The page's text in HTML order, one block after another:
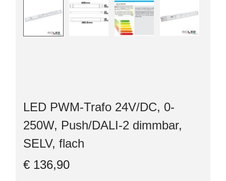
LED PWM-Trafo 24V/DC, 0-
250W, Push/DALI-2 dimmbar,
SELV, flach
€ 136,90